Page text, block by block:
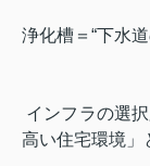
浄化槽＝“下水
インフラの選
高い住宅環境」